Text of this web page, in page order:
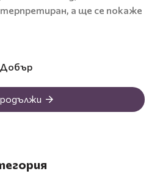
а ще се покаже
Добър